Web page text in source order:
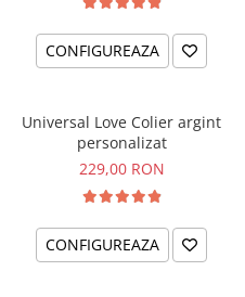
CONFIGUREAZA
Universal Love Colier argint
personalizat
229,00 RON
CONFIGUREAZA